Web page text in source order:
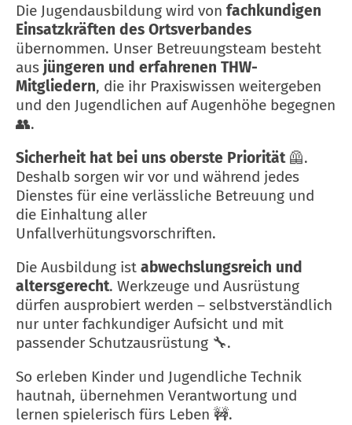
Die Jugendausbildung wird von fachkundigen
Einsatzkräften des Ortsverbandes
übernommen. Unser Betreuungsteam besteht
aus jüngeren und erfahrenen THW-
Mitgliedern, die ihr Praxiswissen weitergeben
und den Jugendlichen auf Augenhöhe begegnen
👥.
Sicherheit hat bei uns oberste Priorität🦺.
Deshalb sorgen wir vor und während jedes
Dienstes für eine verlässliche Betreuung und
die Einhaltung aller
Unfallverhütungsvorschriften.
Die Ausbildung ist abwechslungsreich und
altersgerecht. Werkzeuge und Ausrüstung
dürfen ausprobiert werden – selbstverständlich
nur unter fachkundiger Aufsicht und mit
passender Schutzausrüstung 🔧.
So erleben Kinder und Jugendliche Technik
hautnah, übernehmen Verantwortung und
lernen spielerisch fürs Leben 🚧.